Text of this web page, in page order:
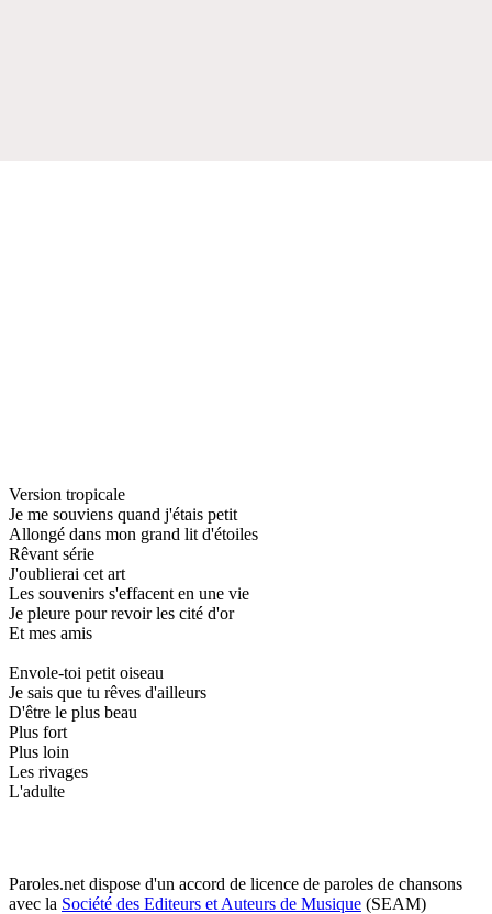
Version tropicale
Je me souviens quand j'étais petit
Allongé dans mon grand lit d'étoiles
Rêvant série
J'oublierai cet art
Les souvenirs s'effacent en une vie
Je pleure pour revoir les cité d'or
Et mes amis
Envole-toi petit oiseau
Je sais que tu rêves d'ailleurs
D'être le plus beau
Plus fort
Plus loin
Les rivages
L'adulte
Paroles.net dispose d'un accord de licence de paroles de chansons
avec la Société des Editeurs et Auteurs de Musique (SEAM)